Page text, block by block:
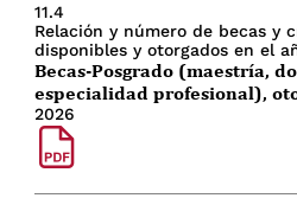
11.4
Relación y número de becas y
disponibles y otorgados en el
Becas-Posgrado (maestría,
especialidad profesional),
2026